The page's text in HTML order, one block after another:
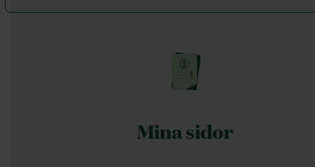
Mina sidor